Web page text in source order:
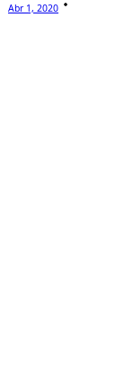
Abr 1, 2020